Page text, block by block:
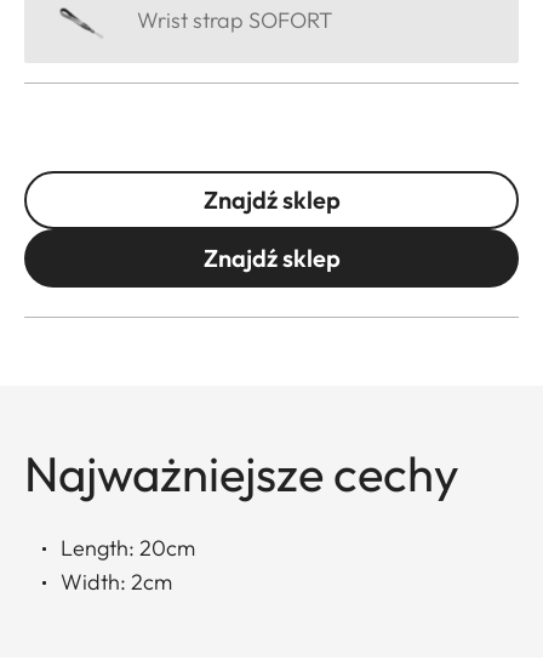
Wrist strap SOFORT
Znajdź sklep
Znajdź sklep
Najważniejsze cechy
Length: 20cm
Width: 2cm